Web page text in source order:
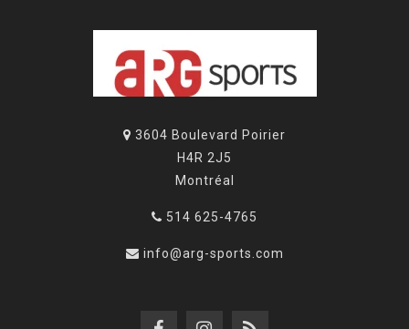
3604 Boulevard Poirier
H4R 2J5
Montréal
514 625-4765
info@arg-sports.com